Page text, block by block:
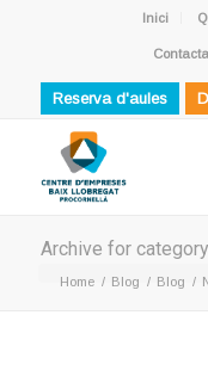
Inici
Reserva d'aules
Archive for
Home / Blog / Blog /